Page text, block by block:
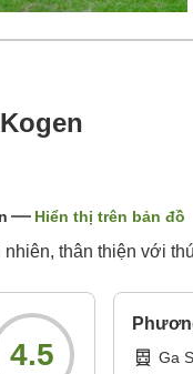
Hiển thị trên bản đồ
thân thiện với
4.5 Ga